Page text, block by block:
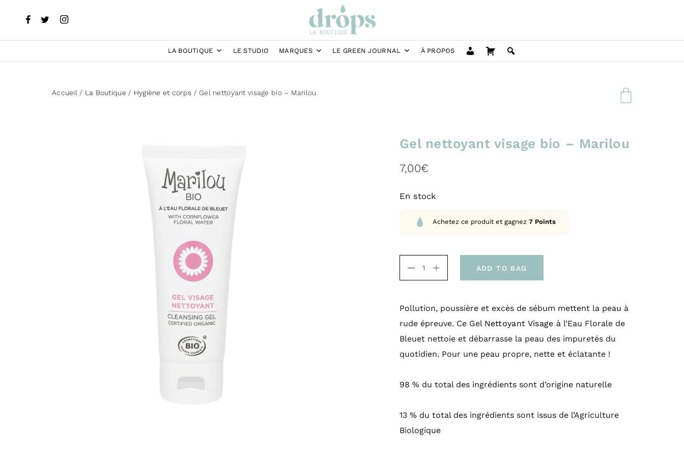
LA BOUTIQUE LE STUDIO MARQUES LE GREEN JOURNAL À PROPOS
Accueil / La Boutique / Hygiène et corps / Gel nettoyant visage bio – Marilou
Gel nettoyant visage bio – Marilou
7,00€
En stock
Achetez ce produit et gagnez 7Points
ADD TO BAG
Pollution, poussière et excès de sébum mettent la peau à
rude épreuve. Ce Gel Nettoyant Visage à l’Eau Florale de
Bleuet nettoie et débarrasse la peau des impuretés du
quotidien. Pour une peau propre, nette et éclatante !
98 % du total des ingrédients sont d’origine naturelle
13 % du total des ingrédients sont issus de l’Agriculture
Biologique